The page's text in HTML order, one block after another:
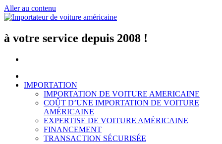
Aller au contenu
à votre service depuis 2008 !
IMPORTATION
IMPORTATION DE VOITURE AMERICAINE
COÛT D’UNE IMPORTATION DE VOITURE
AMÉRICAINE
EXPERTISE DE VOITURE AMÉRICAINE
FINANCEMENT
TRANSACTION SÉCURISÉE